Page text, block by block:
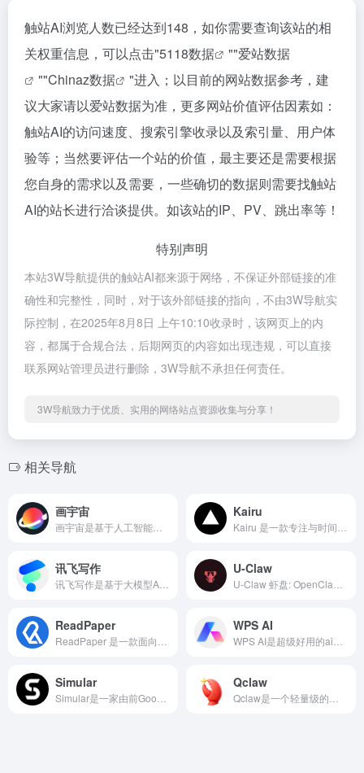
触站AI浏览人数已经达到148，如你需要查询该站的相
关权重信息，可以点击"5118数据 ""爱站数据
""Chinaz数据
"进入；以目前的网站数据参考，建
议大家请以爱站数据为准，更多网站价值评估因素如：
触站AI的访问速度、搜索引擎收录以及索引量、用户体
验等；当然要评估一个站的价值，最主要还是需要根据
您自身的需求以及需要，一些确切的数据则需要找触站
AI的站长进行洽谈提供。如该站的IP、PV、跳出率等！
特别声明
本站3W导航提供的触站AI都来源于网络，不保证外部链接的准
确性和完整性，同时，对于该外部链接的指向，不由3W导航实
际控制，在2025年8月8日 上午10:10收录时，该网页上的内
容，都属于合规合法，后期网页的内容如出现违规，可以直接
联系网站管理员进行删除，3W导航不承担任何责任。
3W导航致力于优质、实用的网络站点资源收集与分享！
相关导航
画宇宙 Kairu
讯飞写作 U-Claw
ReadPaper WPS AI
Simular Qclaw